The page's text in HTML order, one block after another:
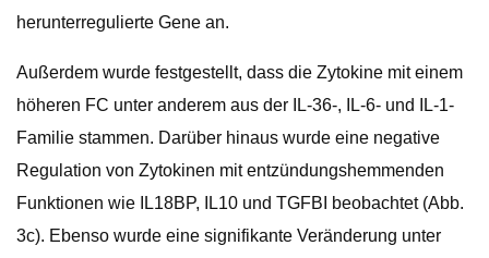
herunterregulierte Gene an.
Außerdem wurde festgestellt, dass die Zytokine mit einem
höheren FC unter anderem aus der IL-36-, IL-6- und IL-1-
Familie stammen. Darüber hinaus wurde eine negative
Regulation von Zytokinen mit entzündungshemmenden
Funktionen wie IL18BP, IL10 und TGFBI beobachtet (Abb.
3c). Ebenso wurde eine signifikante Veränderung unter